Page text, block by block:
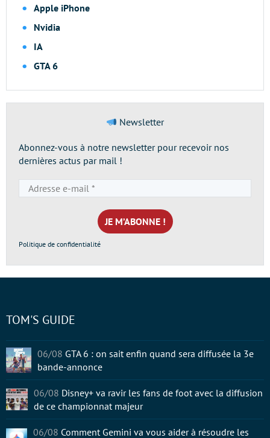
Apple iPhone
Nvidia
IA
GTA 6
Newsletter
Abonnez-vous à notre newsletter pour recevoir nos
dernières actus par mail !
e-
mail
*
Politique de confidentialité
TOM'S GUIDE
06/08 GTA 6 : on sait enfin quand sera diffusée la 3e
bande-annonce
06/08 Disney+ va ravir les fans de foot avec la diffusion
de ce championnat majeur
06/08 Comment Gemini va vous aider à résoudre les